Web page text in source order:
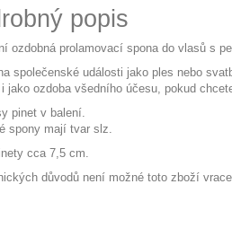
popis
ozdobná prolamovací spona do vlasů s
společenské události jako ples nebo
jako ozdoba všedního účesu, pokud
pinet v balení.
spony mají tvar slz.
cca 7,5 cm.
důvodů není možné toto zboží